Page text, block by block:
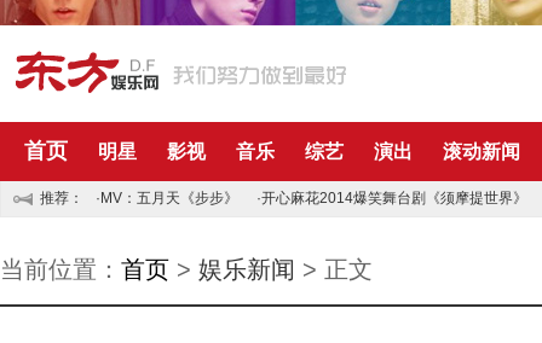
首页 明星 影视 音乐 综艺 演出 滚动新闻
推荐： ·MV：五月天《步步》 ·开心麻花2014爆笑舞台剧《须摩提世界》
当前位置： 首页 > 娱乐新闻 > 正文